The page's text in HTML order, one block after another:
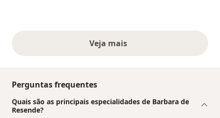
Veja maisopiniões acima
Perguntas frequentes
Quais são as principais especialidades de Barbara de
Resende?